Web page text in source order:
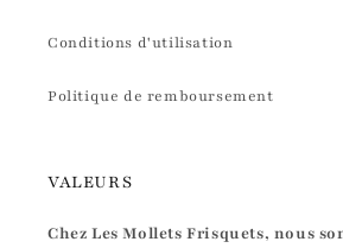
Conditions d'utilisation
Politique de remboursement
VALEURS
Chez Les Mollets Frisquets, nous